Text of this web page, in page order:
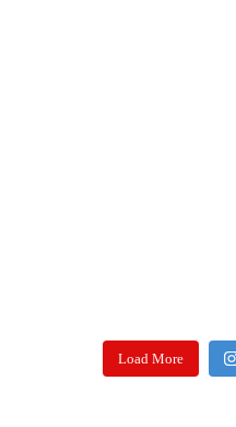
Load More